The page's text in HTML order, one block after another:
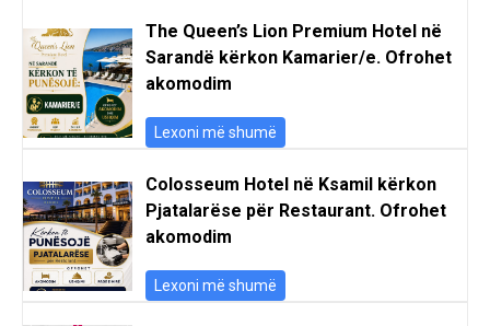
The Queen’s Lion Premium Hotel në
Sarandë kërkon Kamarier/e. Ofrohet
akomodim
Lexoni më shumë
Colosseum Hotel në Ksamil kërkon
Pjatalarëse për Restaurant. Ofrohet
akomodim
Lexoni më shumë